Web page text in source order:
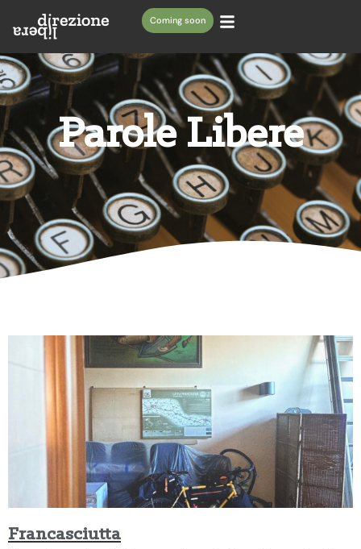
Coming soon
Parole Libere
Francasciutta